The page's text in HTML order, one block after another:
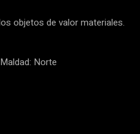
objetos de valor materiales.
Norte